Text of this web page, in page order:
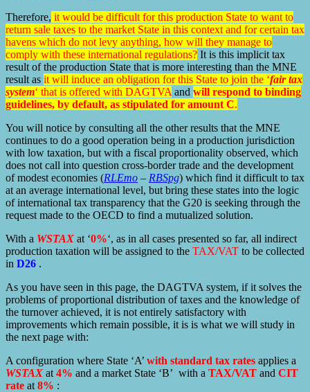
Therefore, it would be difficult for this production State to want to
return sale taxes to the market State in this context and for certain tax
havens which do not levy anything, how will they manage to
comply with these international regulations? It is this implicit tax
result of the production State that is more interesting than the MNE
result as it will induce an obligation for this State to join the ‘fair tax
system‘ that is offered with DAGTVA and will respond to binding
guidelines, by default, as stipulated for amount C.
You will notice by consulting all the other results that the MNE
continues to do a good operation being in a production jurisdiction
with low taxation, but with a fiscal proportionality observed, which
does not call into question cross-border trade and the development
of modest economies (RLEmo – RBSpg) which find it difficult to tax
at an average international level, but bring these states into the logic
of international tax transparency that the G20 is seeking through the
request made to the OECD to find a mutualized solution.
With a WSTAX at ‘0%‘, as in all cases presented so far, all indirect
production taxation will be assigned to the TAX/VAT to be collected
in D26 .
As you have seen in this page, the DAGTVA system, if it solves the
problems of proportional distribution of taxes and the knowledge of
the turnover achieved, it is not entirely satisfactory with
improvements which remain possible, it is is what we will study in
the next page with:
A configuration where State ‘A’ with standard tax rates applies a
WSTAX at 4% and a market State ‘B’ with a TAX/VAT and CIT
rate at 8% :